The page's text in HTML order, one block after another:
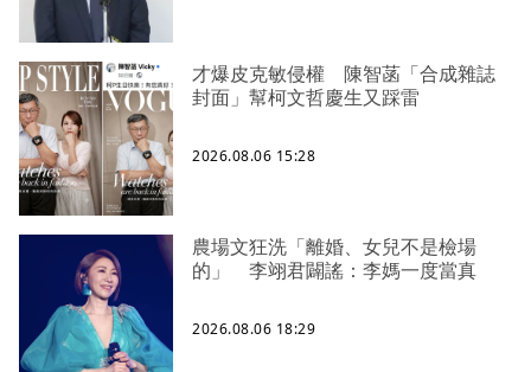
才爆皮克敏侵權 陳智菡「合成雜誌
封面」幫柯文哲慶生又踩雷
2026.08.06 15:28
農場文狂洗「離婚、女兒不是檢場
的」 李翊君闢謠：李媽一度當真
2026.08.06 18:29